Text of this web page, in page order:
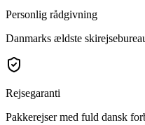
Personlig rådgivning
Danmarks ældste
Rejsegaranti
Pakkerejser med fuld dansk